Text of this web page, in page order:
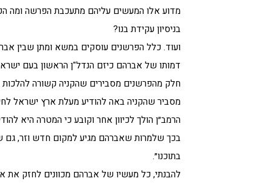
מדוע אלו המעשים עליהם מתעכבת הפרשה ומה
בניסיון עקידת בנו?
ועוד. כלל הפרשנים עוסקים במשא ומתן שבין
דמותו של אברהם כיזם הנדל"ן הראשון בעם
חלק מהפרשנים מסבירים שהקניה קשורה
מסביר שהקניה באה להודיע מעלת ארץ ישראל
הרמב״ן הולך לכיוון אחר וקובע כי המטרה היא
בכך שלמרות שאברהם מגיע למקום חדש וזר, גם
בתוכנו״.
להבנתי, כל מעשיו של אברהם מכוונים לחזק את